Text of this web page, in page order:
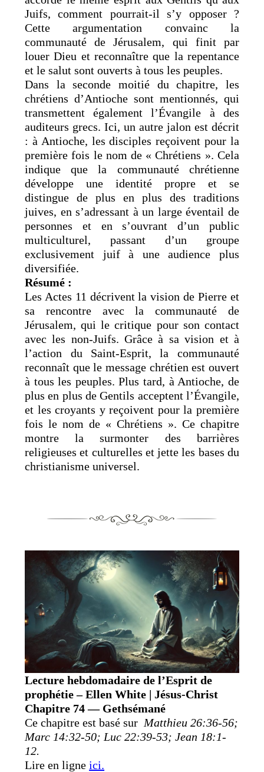
Juifs, comment pourrait-il s’y opposer ?
Cette argumentation convainc la
communauté de Jérusalem, qui finit par
louer Dieu et reconnaître que la repentance
et le salut sont ouverts à tous les peuples.
Dans la seconde moitié du chapitre, les
chrétiens d’Antioche sont mentionnés, qui
transmettent également l’Évangile à des
auditeurs grecs. Ici, un autre jalon est décrit
: à Antioche, les disciples reçoivent pour la
première fois le nom de « Chrétiens ». Cela
indique que la communauté chrétienne
développe une identité propre et se
distingue de plus en plus des traditions
juives, en s’adressant à un large éventail de
personnes et en s’ouvrant d’un public
multiculturel, passant d’un groupe
exclusivement juif à une audience plus
diversifiée.
Résumé :
Les Actes 11 décrivent la vision de Pierre et
sa rencontre avec la communauté de
Jérusalem, qui le critique pour son contact
avec les non-Juifs. Grâce à sa vision et à
l’action du Saint-Esprit, la communauté
reconnaît que le message chrétien est ouvert
à tous les peuples. Plus tard, à Antioche, de
plus en plus de Gentils acceptent l’Évangile,
et les croyants y reçoivent pour la première
fois le nom de « Chrétiens ». Ce chapitre
montre la surmonter des barrières
religieuses et culturelles et jette les bases du
christianisme universel.
Lecture hebdomadaire de l’Esprit de
prophétie – Ellen White | Jésus-Christ
Chapitre 74 — Gethsémané
Ce chapitre est basé sur Matthieu 26:36-56;
Marc 14:32-50; Luc 22:39-53; Jean 18:1-
12.
Lire en ligneici.